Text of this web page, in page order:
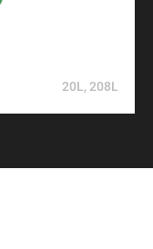
20L, 208L